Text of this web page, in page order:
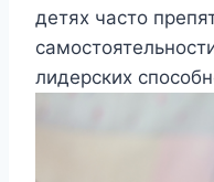
детях часто
лидерских